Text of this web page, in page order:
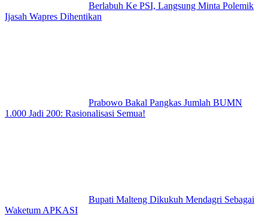
Berlabuh Ke PSI, Langsung Minta Polemik
Ijasah Wapres Dihentikan
Prabowo Bakal Pangkas Jumlah BUMN
1.000 Jadi 200: Rasionalisasi Semua!
Bupati Malteng Dikukuh Mendagri Sebagai
Waketum APKASI